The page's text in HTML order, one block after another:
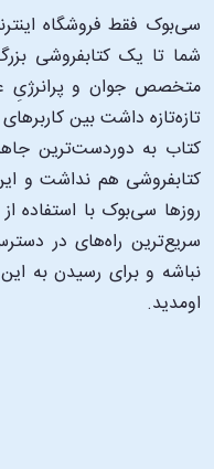
سی‌بوک فقط فروشگاه
متخصص جوان و پرانرژیِ
تازه‌تازه داشت بین
کتاب به دوردست‌ترین
کتابفروشی هم نداشت و
‌روزها سی‌بوک با استفاده
سریع‌ترین راه‌های در
نباشه و برای رسیدن به
اومدید.